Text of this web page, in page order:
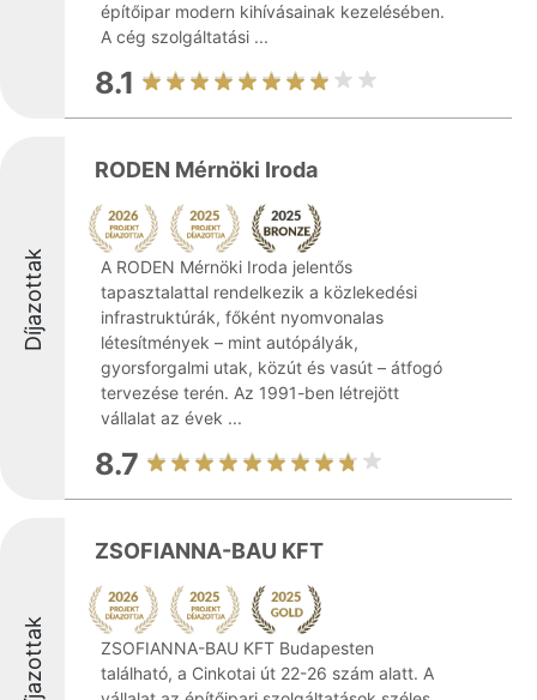
építőipar modern kihívásainak kezelésében.
A cég szolgáltatási ...
8.1
Díjazottak
RODEN Mérnöki Iroda
A RODEN Mérnöki Iroda jelentős
tapasztalattal rendelkezik a közlekedési
infrastruktúrák, főként nyomvonalas
létesítmények – mint autópályák,
gyorsforgalmi utak, közút és vasút – átfogó
tervezése terén. Az 1991-ben létrejött
vállalat az évek ...
8.7
Díjazottak
ZSOFIANNA-BAU KFT
ZSOFIANNA-BAU KFT Budapesten
található, a Cinkotai út 22-26 szám alatt. A